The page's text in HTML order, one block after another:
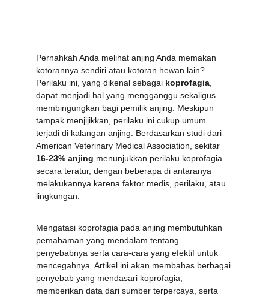
Pernahkah Anda melihat anjing Anda memakan
kotorannya sendiri atau kotoran hewan lain?
Perilaku ini, yang dikenal sebagai koprofagia
dapat menjadi hal yang mengganggu sekaligus
membingungkan bagi pemilik anjing. Meskipun
tampak menjijikkan, perilaku ini cukup umum
terjadi di kalangan anjing. Berdasarkan studi dari
American Veterinary Medical Association, sekitar
16-23% anjing menunjukkan perilaku koprofagia
secara teratur, dengan beberapa di antaranya
melakukannya karena faktor medis, perilaku, atau
lingkungan.
Mengatasi koprofagia pada anjing membutuhkan
pemahaman yang mendalam tentang
penyebabnya serta cara-cara yang efektif untuk
mencegahnya. Artikel ini akan membahas berbagai
penyebab yang mendasari koprofagia,
memberikan data dari sumber terpercaya, serta